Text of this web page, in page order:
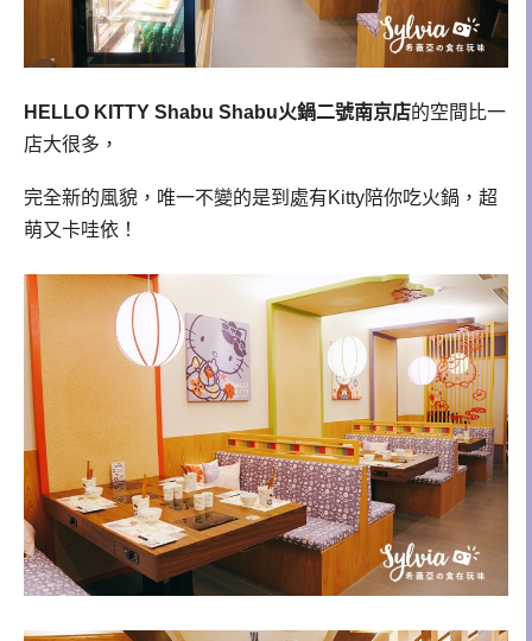
HELLO KITTY Shabu Shabu火鍋二號南京店的空間比一
店大很多，
完全新的風貌，唯一不變的是到處有Kitty陪你吃火鍋，超
萌又卡哇依！